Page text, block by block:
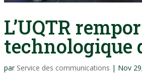
L’UQTR
technologique
par Service des communications | Nov